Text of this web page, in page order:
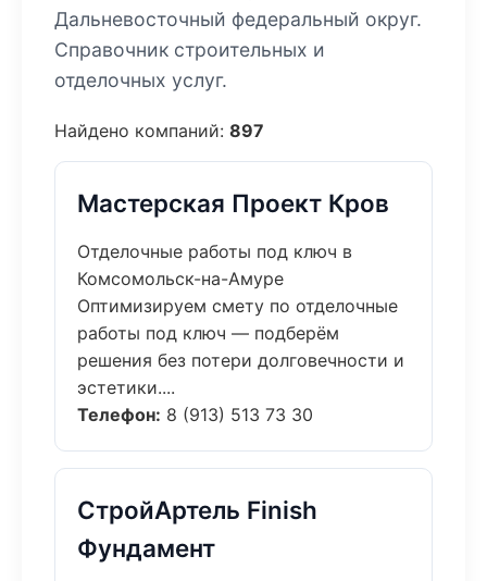
Дальневосточный федеральный округ.
Справочник строительных и
отделочных услуг.
Найдено компаний: 897
Мастерская Проект Кров
Отделочные работы под ключ в
Комсомольск-на-Амуре
Оптимизируем смету по отделочные
работы под ключ — подберём
решения без потери долговечности и
эстетики....
Телефон: 8 (913) 513 73 30
СтройАртель Finish
Фундамент